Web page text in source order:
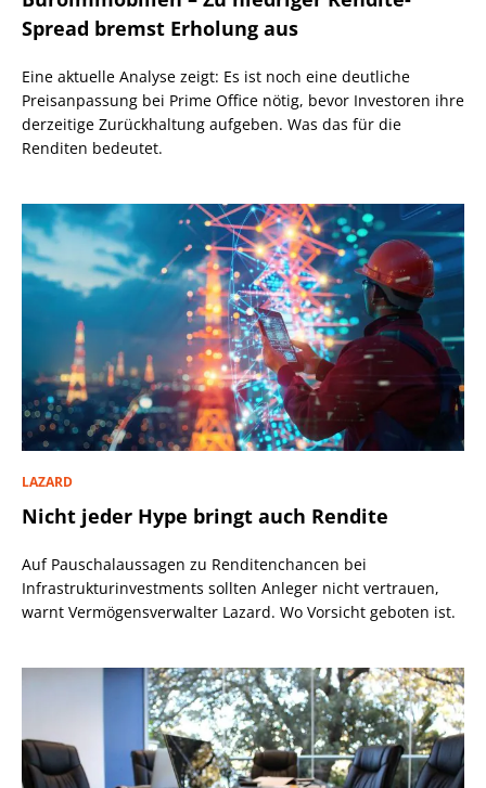
Spread bremst Erholung aus
Eine aktuelle Analyse zeigt: Es ist noch eine deutliche
Preisanpassung bei Prime Office nötig, bevor Investoren ihre
derzeitige Zurückhaltung aufgeben. Was das für die
Renditen bedeutet.
LAZARD
Nicht jeder Hype bringt auch Rendite
Auf Pauschalaussagen zu Renditenchancen bei
Infrastrukturinvestments sollten Anleger nicht vertrauen,
warnt Vermögensverwalter Lazard. Wo Vorsicht geboten ist.